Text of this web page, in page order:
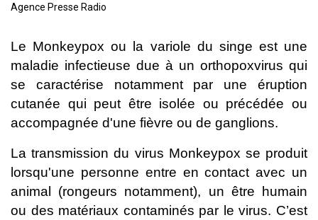
Agence Presse Radio
Le Monkeypox ou la variole du singe est une
maladie infectieuse due à un orthopoxvirus qui
se caractérise notamment par une éruption
cutanée qui peut être isolée ou précédée ou
accompagnée d'une fièvre ou de ganglions.
La transmission du virus Monkeypox se produit
lorsqu'une personne entre en contact avec un
animal (rongeurs notamment), un être humain
ou des matériaux contaminés par le virus. C’est